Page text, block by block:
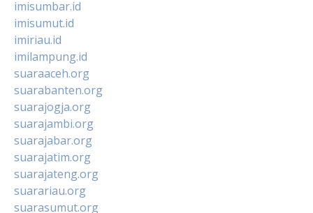
imisumbar.id
imisumut.id
imiriau.id
imilampung.id
suaraaceh.org
suarabanten.org
suarajogja.org
suarajambi.org
suarajabar.org
suarajatim.org
suarajateng.org
suarariau.org
suarasumut.org